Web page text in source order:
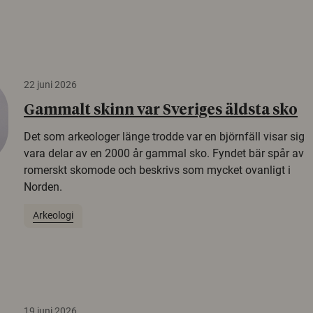
22 juni 2026
Gammalt skinn var Sveriges äldsta sko
Det som arkeologer länge trodde var en björnfäll visar sig
vara delar av en 2000 år gammal sko. Fyndet bär spår av
romerskt skomode och beskrivs som mycket ovanligt i
Norden.
Arkeologi
19 juni 2026